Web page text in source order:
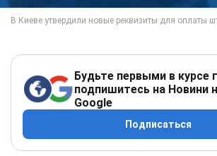
Будьте первыми в курсе
подпишитесь на Новини
Google
Подписаться